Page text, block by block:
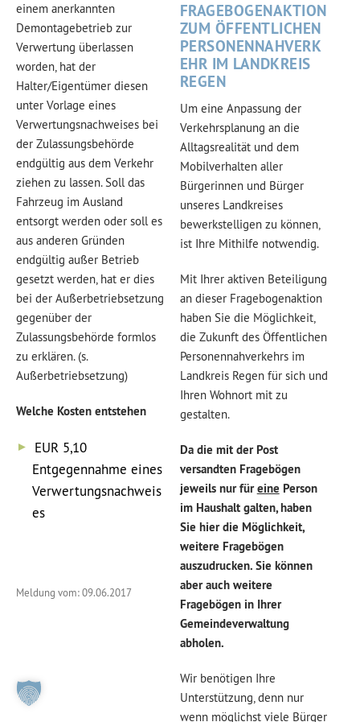
einem anerkannten
Demontagebetrieb zur
Verwertung überlassen
worden, hat der
Halter/Eigentümer diesen
unter Vorlage eines
Verwertungsnachweises bei
der Zulassungsbehörde
endgültig aus dem Verkehr
ziehen zu lassen. Soll das
Fahrzeug im Ausland
entsorgt werden oder soll es
aus anderen Gründen
endgültig außer Betrieb
gesetzt werden, hat er dies
bei der Außerbetriebsetzung
gegenüber der
Zulassungsbehörde formlos
zu erklären. (s.
Außerbetriebsetzung)
Welche Kosten entstehen
EUR 5,10
Entgegennahme eines
Verwertungsnachweis
es
Meldung vom: 09.06.2017
FRAGEBOGENAKTION
ZUM ÖFFENTLICHEN
PERSONENNAHVERK
EHR IM LANDKREIS
REGEN
Um eine Anpassung der
Verkehrsplanung an die
Alltagsrealität und dem
Mobilverhalten aller
Bürgerinnen und Bürger
unseres Landkreises
bewerkstelligen zu können,
ist Ihre Mithilfe notwendig.
Mit Ihrer aktiven Beteiligung
an dieser Fragebogenaktion
haben Sie die Möglichkeit,
die Zukunft des Öffentlichen
Personennahverkehrs im
Landkreis Regen für sich und
Ihren Wohnort mit zu
gestalten.
Da die mit der Post
versandten Fragebögen
jeweils nur füreine Person
im Haushalt galten, haben
Sie hier die Möglichkeit,
weitere Fragebögen
auszudrucken. Sie können
aber auch weitere
Fragebögen in Ihrer
Gemeindeverwaltung
abholen.
Wir benötigen Ihre
Unterstützung, denn nur
wenn möglichst viele Bürger